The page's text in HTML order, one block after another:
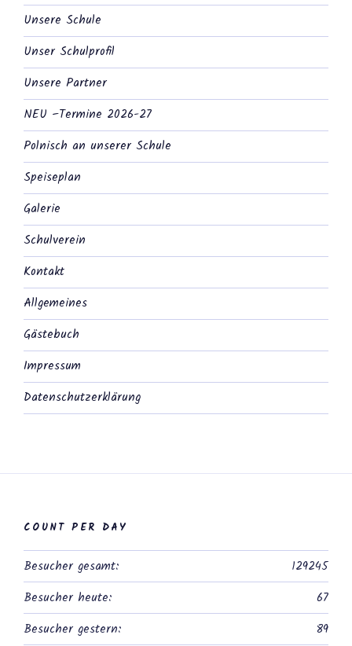
Unsere Schule
Unser Schulprofil
Unsere Partner
NEU –Termine 2026-27
Polnisch an unserer Schule
Speiseplan
Galerie
Schulverein
Kontakt
Allgemeines
Gästebuch
Impressum
Datenschutzerklärung
COUNT PER DAY
129245
Besucher gesamt:
67
Besucher heute:
89
Besucher gestern: